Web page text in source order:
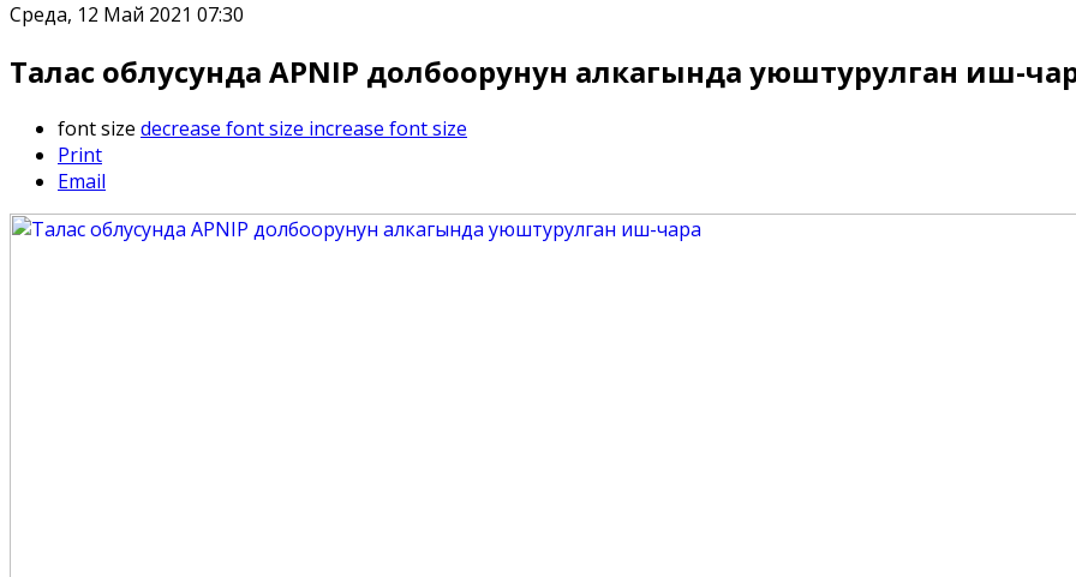
Среда, 12 Май 2021 07:30
Талас облусунда APNIP долбоорунун алкагында уюштурулган иш-
font size decrease font size increase font size
Print
Email